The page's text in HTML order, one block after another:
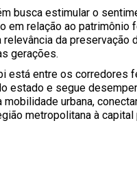
busca estimular o
em relação ao patrimônio
relevância da preservação
gerações.
está entre os corredores
estado e segue
mobilidade urbana,
metropolitana à capital